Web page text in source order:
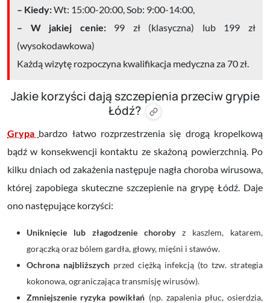
– Kiedy:Wt: 15:00-20:00, Sob: 9:00-14:00,
– W jakiej cenie: 99 zł (klasyczna) lub 199 zł
(wysokodawkowa)
Każdą wizytę rozpoczyna kwalifikacja medyczna za 70 zł.
Jakie korzyści dają szczepienia przeciw grypie
Łódź?
Grypa bardzo łatwo rozprzestrzenia się drogą kropelkową
bądź w konsekwencji kontaktu ze skażoną powierzchnią. Po
kilku dniach od zakażenia następuje nagła choroba wirusowa,
której zapobiega skuteczne szczepienie na grypę Łódź. Daje
ono następujące korzyści:
Uniknięcie lub złagodzenie chorobyz kaszlem, katarem,
gorączką oraz bólem gardła, głowy, mięśni i stawów.
Ochrona najbliższych przed ciężką infekcją (to tzw. strategia
kokonowa, ograniczająca transmisję wirusów).
Zmniejszenie ryzyka powikłań (np. zapalenia płuc, osierdzia,